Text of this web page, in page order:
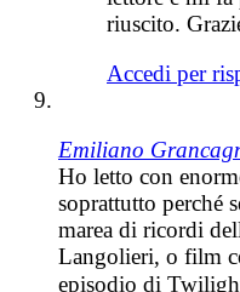
riuscito.
Accedi per
Emiliano
Ho letto con
soprattutto perché
marea di ricordi
Langolieri, o film
episodio di